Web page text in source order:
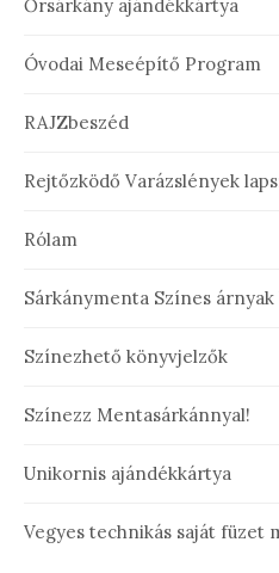
Őrsárkány ajándékkártya
Óvodai Meseépítő Program
RAJZbeszéd
Rejtőzködő Varázslények
Rólam
Sárkánymenta Színes
Színezhető könyvjelzők
Színezz Mentasárkánnyal!
Unikornis ajándékkártya
Vegyes technikás saját füzet